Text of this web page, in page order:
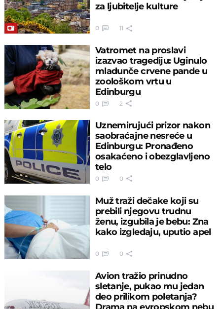
za ljubitelje kulture
0 11
Vatromet na proslavi
izazvao tragediju: Uginulo
mladunče crvene pande u
zoološkom vrtu u
Edinburgu
0 2
Uznemirujući prizor nakon
saobraćajne nesreće u
Edinburgu: Pronađeno
osakaćeno i obezglavljeno
telo
0 0
Muž traži dečake koji su
prebili njegovu trudnu
ženu, izgubila je bebu: Zna
kako izgledaju, uputio apel
0 0
Avion tražio prinudno
sletanje, pukao mu jedan
deo prilikom poletanja?
Drama na evropskom nebu